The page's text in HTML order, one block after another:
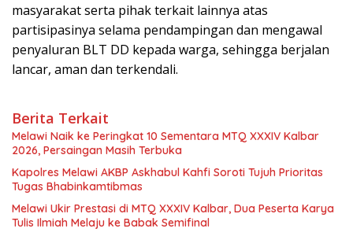
masyarakat serta pihak terkait lainnya atas
partisipasinya selama pendampingan dan mengawal
penyaluran BLT DD kepada warga, sehingga berjalan
lancar, aman dan terkendali.
Berita Terkait
Melawi Naik ke Peringkat 10 Sementara MTQ XXXIV Kalbar
2026, Persaingan Masih Terbuka
Kapolres Melawi AKBP Askhabul Kahfi Soroti Tujuh Prioritas
Tugas Bhabinkamtibmas
Melawi Ukir Prestasi di MTQ XXXIV Kalbar, Dua Peserta Karya
Tulis Ilmiah Melaju ke Babak Semifinal